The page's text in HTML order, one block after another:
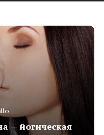
— йогическая